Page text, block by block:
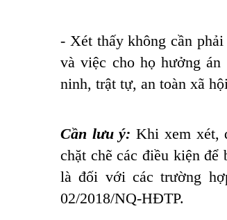
- Xét thấy không cần
và việc cho họ hưởng
ninh, trật tự, an toàn xã
Cần lưu ý: Khi xem xét,
chặt chẽ các điều kiện để
là đối với các trường
02/2018/NQ-HĐTP.